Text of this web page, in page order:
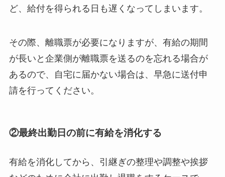
ど、給付を得られる日も遅くなってしまいます。
その際、離職票が必要になりますが、有給の期間
が長いと企業側が離職票を送るのを忘れる場合が
あるので、自宅に届かない場合は、早急に送付申
請を行ってください。
②最終出勤日の前に有給を消化する
有給を消化してから、引継ぎの整理や調整や挨拶